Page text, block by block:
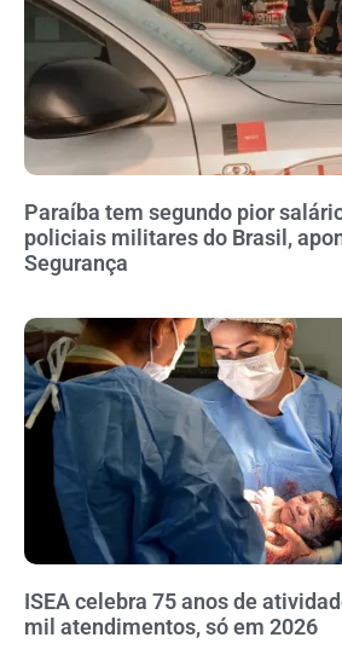
Paraíba tem segundo pior
policiais militares do Brasil,
Segurança
ISEA celebra 75 anos de
mil atendimentos, só em 2026